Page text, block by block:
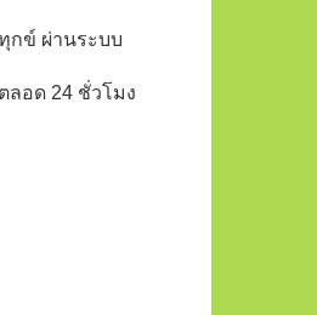
กข์ ผ่านระบบ
ลอด 24 ชั่วโมง